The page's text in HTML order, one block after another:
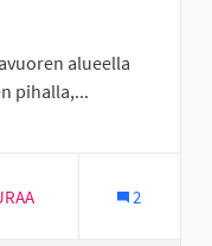
alueella
pihalla,...
Seinäjoki
2